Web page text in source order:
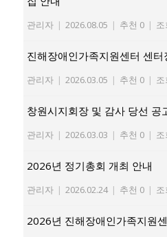
관리자 | 2026.08.05 | 추천 0 | 조
진해장애인가족지원센터 센터
관리자 | 2026.03.05 | 추천 0 |
창원시지회장 및 감사 당선 공
관리자 | 2026.03.03 | 추천 0 |
2026년 정기총회 개최 안내
관리자 | 2026.02.24 | 추천 0 |
2026년 진해장애인가족지원